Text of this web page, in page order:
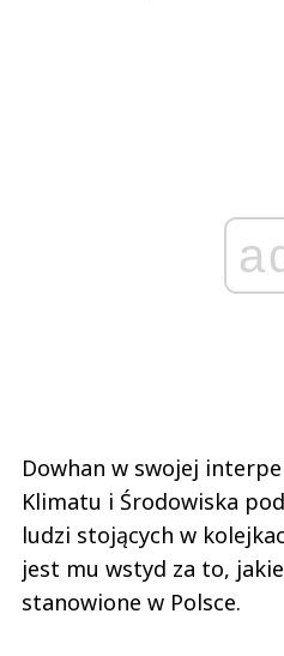
Dowhan w swojej
Klimatu i Środowiska
ludzi stojących w
jest mu wstyd za to,
stanowione w Polsce.